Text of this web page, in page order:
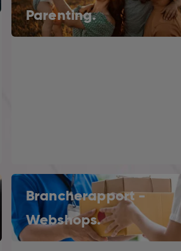
Parenting.
Brancherapport -
Webshops.